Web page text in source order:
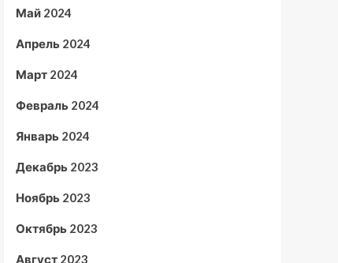
Май 2024
Апрель 2024
Март 2024
Февраль 2024
Январь 2024
Декабрь 2023
Ноябрь 2023
Октябрь 2023
Август 2023